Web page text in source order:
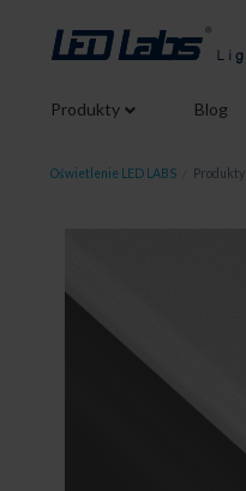
Produkty Blog
Oświetlenie LED LABS Produkty